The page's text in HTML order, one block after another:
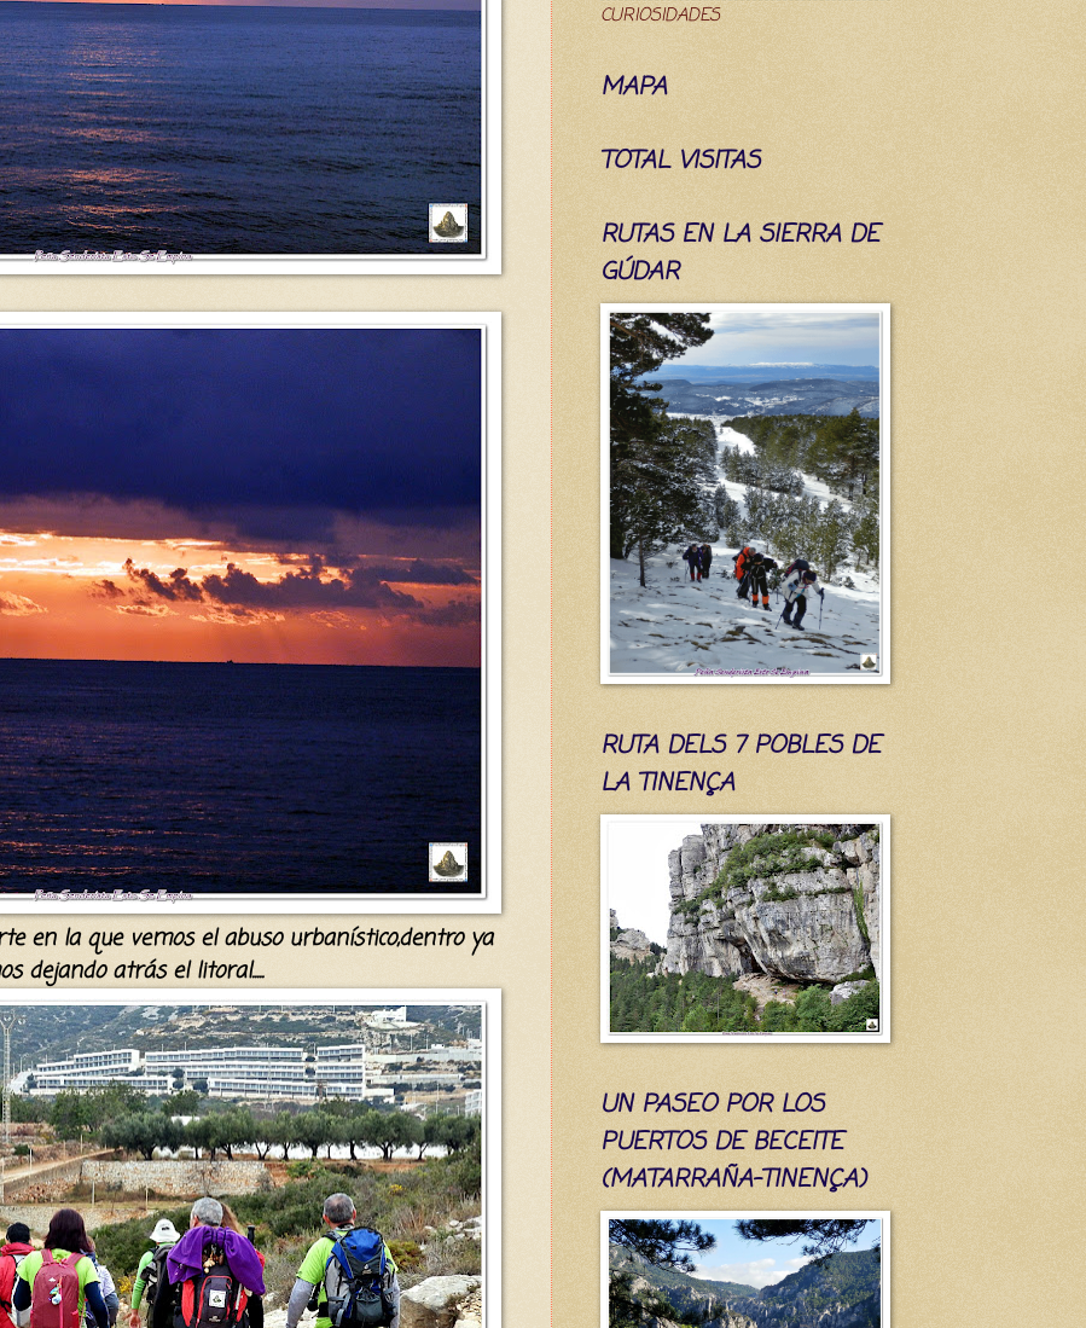
en la que vemos el abuso urbanístico,dentro ya
dejandoatrásel litoral.....
CURIOSIDADES
MAPA
TOTAL VISITAS
RUTAS EN LA SIERRA DE
GÚDAR
RUTA DELS 7 POBLES DE
LA TINENÇA
UN PASEO POR LOS
PUERTOS DE BECEITE
(MATARRAÑA-TINENÇA)